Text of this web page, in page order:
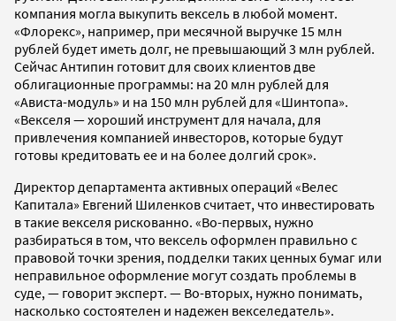
компания могла выкупить вексель в любой момент.
«Флорекс», например, при месячной выручке 15 млн
рублей будет иметь долг, не превышающий 3 млн рублей.
Сейчас Антипин готовит для своих клиентов две
облигационные программы: на 20 млн рублей для
«Ависта-модуль» и на 150 млн рублей для «Шинтопа».
«Векселя — хороший инструмент для начала, для
привлечения компанией инвесторов, которые будут
готовы кредитовать ее и на более долгий срок».
Директор департамента активных операций «Велес
Капитала» Евгений Шиленков считает, что инвестировать
в такие векселя рискованно. «Во-первых, нужно
разбираться в том, что вексель оформлен правильно с
правовой точки зрения, подделки таких ценных бумаг или
неправильное оформление могут создать проблемы в
суде, — говорит эксперт. — Во-вторых, нужно понимать,
насколько состоятелен и надежен векселедатель».